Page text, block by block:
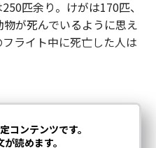
匹余り。けがは170匹、
が死んでいるように思え
ライト中に死亡した人は